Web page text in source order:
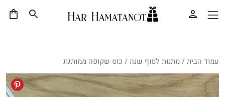
עמוד הבית/מתנות לסוף שנה / כוס שקופה ממותגת